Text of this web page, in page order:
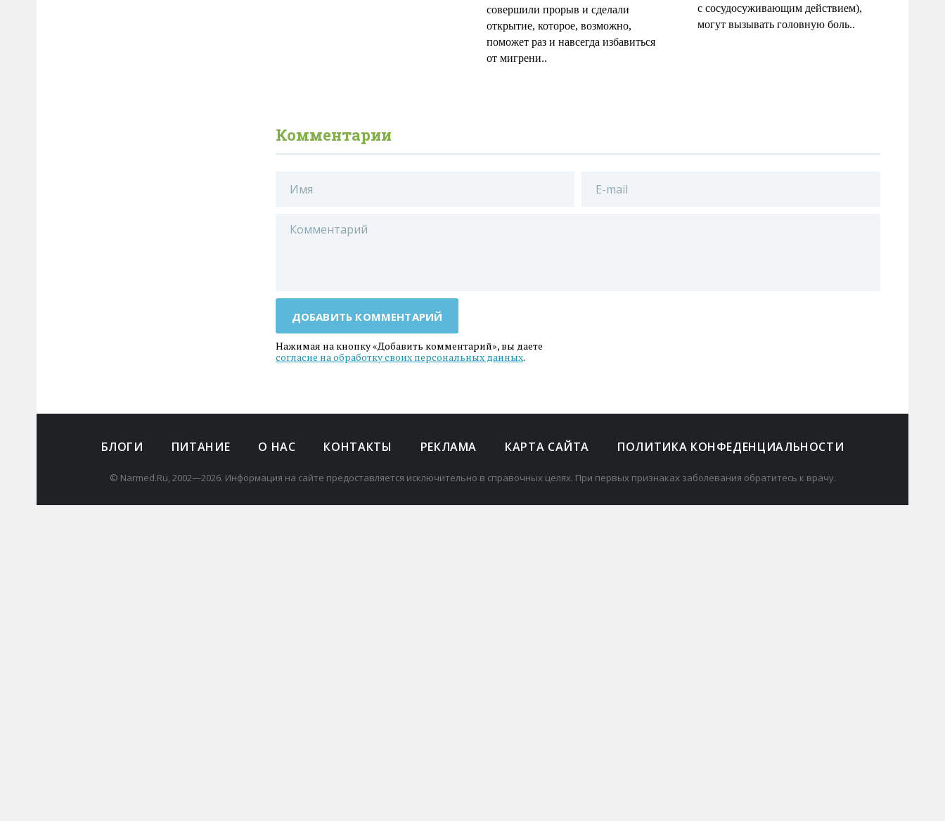
совершили прорыв и сделали
открытие, которое, возможно,
поможет раз и навсегда избавиться
от мигрени..
с сосудосуживающим действием),
могут вызывать головную боль..
Комментарии
ДОБАВИТЬ КОММЕНТАРИЙ
Нажимая на кнопку «Добавить комментарий», вы даете
согласие на обработку своих персональных данных.
БЛОГИ ПИТАНИЕ О НАС КОНТАКТЫ РЕКЛАМА КАРТА САЙТА ПОЛИТИКА КОНФЕДЕНЦИАЛЬНОСТИ
© Narmed.Ru, 2002—2026. Информация на сайте предоставляется исключительно в справочных целях. При первых признаках заболевания обратитесь к врачу.